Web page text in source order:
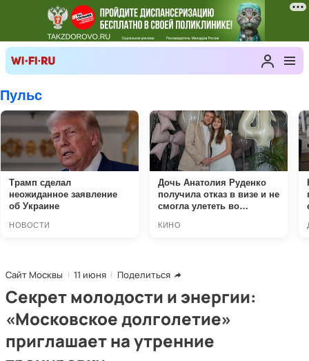
Сайт Москвы 11 июня Поделиться
Секрет молодости и энергии:
«Московское долголетие»
приглашает на утренние